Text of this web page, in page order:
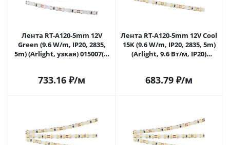
Лента RT-A120-5mm 12V
Green (9.6 W/m, IP20, 2835,
5m) (Arlight, узкая) 015007(2)
733.16 ₽/м
Лента RT-A120-5mm 12V Cool
15K (9.6 W/m, IP20, 2835, 5m)
(Arlight, 9.6 Вт/м, IP20)
683.79 ₽/м